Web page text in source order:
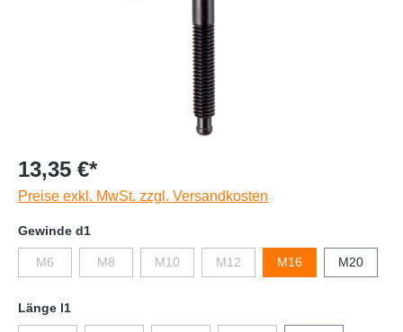
13,35 €*
Preise exkl. MwSt. zzgl. Versandkosten
Gewinde d1
M6 M8 M10 M12 M16 M20
Länge l1